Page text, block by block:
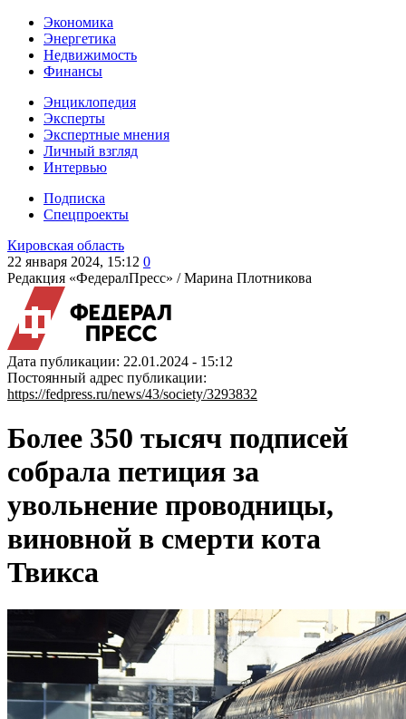
Экономика
Энергетика
Недвижимость
Финансы
Энциклопедия
Эксперты
Экспертные мнения
Личный взгляд
Интервью
Подписка
Спецпроекты
Кировская область
22 января 2024, 15:12 0
Редакция «ФедералПресс» /Марина Плотникова
Дата публикации: 22.01.2024 - 15:12
Постоянный адрес публикации:
https://fedpress.ru/news/43/society/3293832
Более 350 тысяч подписей
собрала петиция за
увольнение проводницы,
виновной в смерти кота
Твикса